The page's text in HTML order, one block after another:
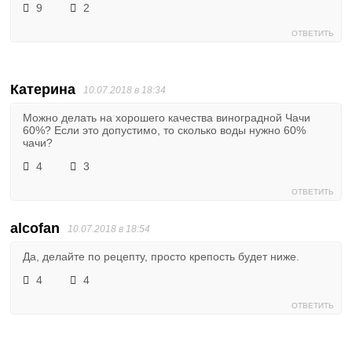
9
2
ОТВЕТИТЬ
Катерина 10.07.2018 в 18:34
Можно делать на хорошего качества виноградной Чачи
60%? Если это допустимо, то сколько воды нужно 60%
чачи?
4
3
ОТВЕТИТЬ
alcofan 10.07.2018 в 18:54
Да, делайте по рецепту, просто крепость будет ниже.
4
4
ОТВЕТИТЬ